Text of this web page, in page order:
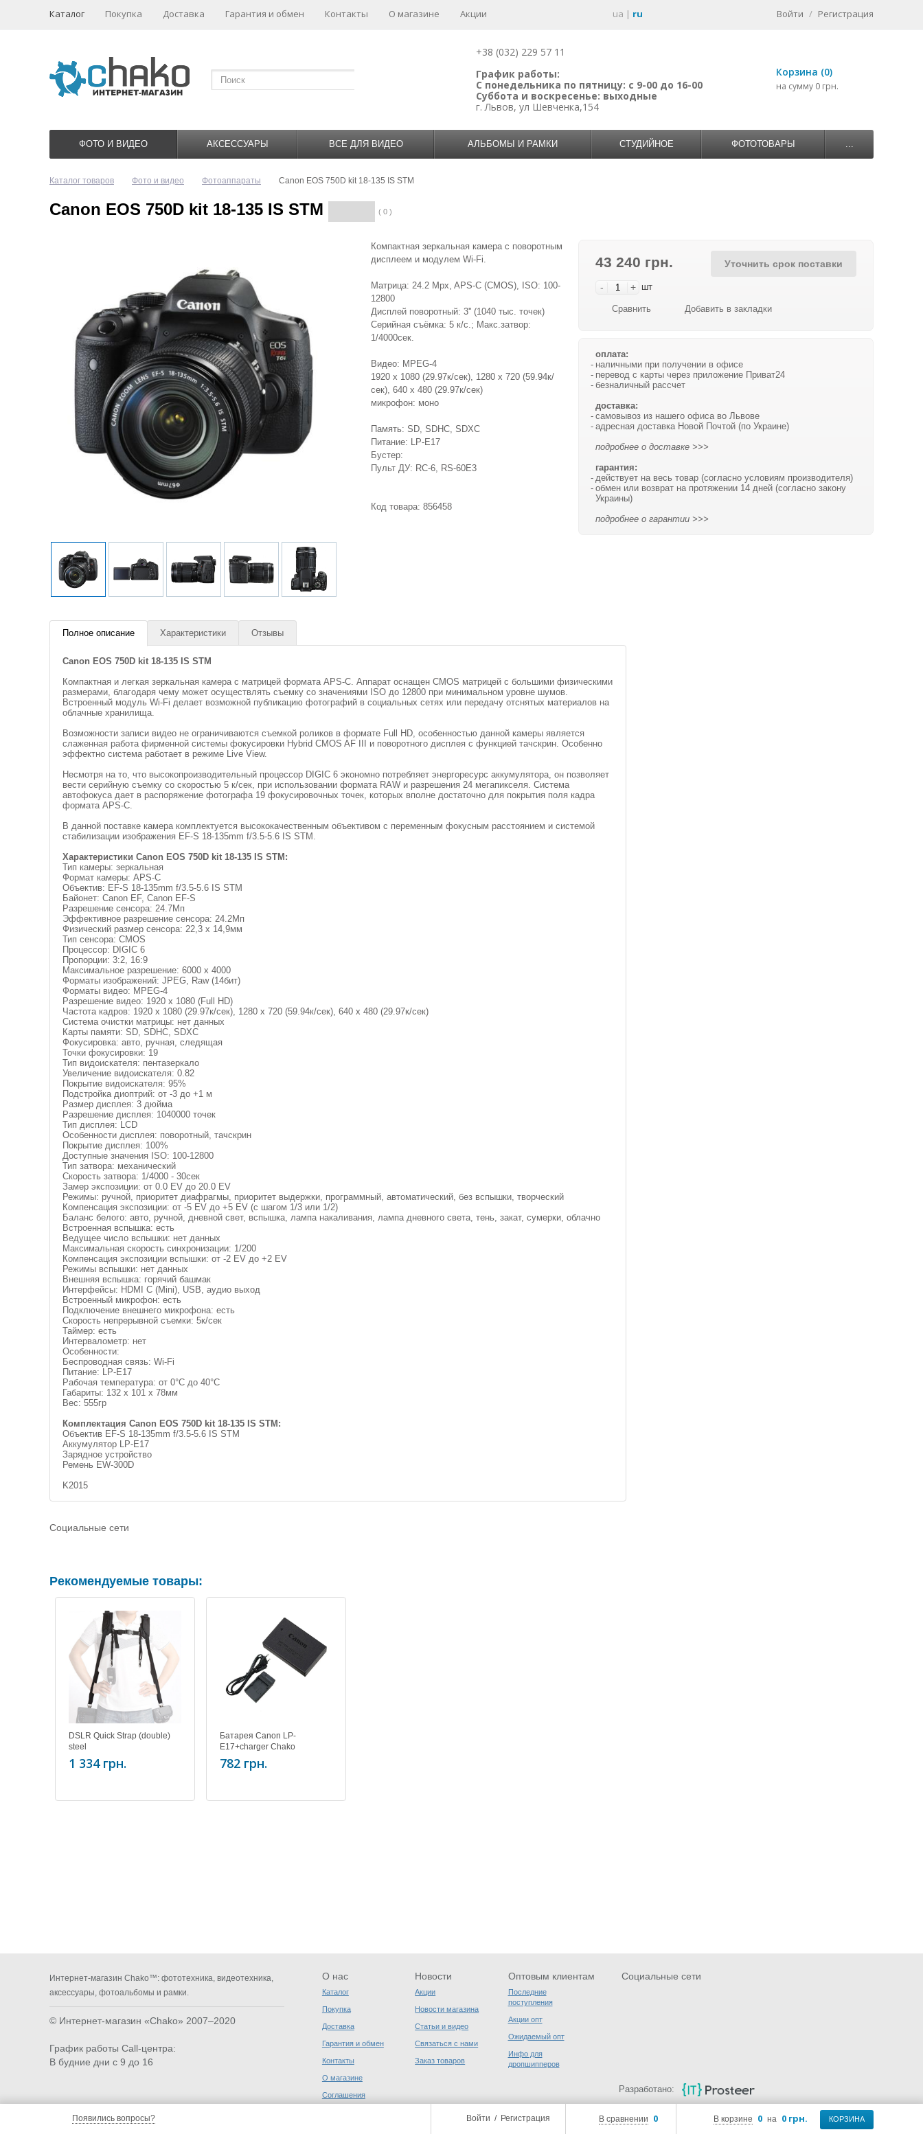
Появились вопросы? В корзине 0 на 0 грн. КОРЗИНА
В сравнении 0
Войти / Регистрация
Каталог Покупка Доставка Гарантия и обмен Контакты О магазине Акции ua | ru Войти / Регистрация
+38 (032) 229 57 11
График работы:
С понедельника по пятницу: с 9-00 до 16-00
Суббота и воскресенье: выходные
г. Львов, ул Шевченка,154
Корзина (0)
на сумму 0 грн.
ФОТО И ВИДЕО АКСЕССУАРЫ ВСЕ ДЛЯ ВИДЕО АЛЬБОМЫ И РАМКИ СТУДИЙНОЕ ФОТОТОВАРЫ ...
Каталог товаров Фото и видео Фотоаппараты Canon EOS 750D kit 18-135 IS STM
Canon EOS 750D kit 18-135 IS STM ( 0 )
43 240 грн.
- + шт
Уточнить срок поставки
Сравнить Добавить в закладки
оплата:
наличными при получении в офисе
перевод с карты через приложение Приват24
безналичный рассчет
доставка:
самовывоз из нашего офиса во Львове
адресная доставка Новой Почтой (по Украине)
подробнее о доставке >>>
гарантия:
действует на весь товар (согласно условиям производителя)
обмен или возврат на протяжении 14 дней (согласно закону
Украины)
подробнее о гарантии >>>
Компактная зеркальная камера с поворотным
дисплеем и модулем Wi-Fi.
Матрица: 24.2 Mpx, APS-C (CMOS), ISO: 100-
12800
Дисплей поворотный: 3'' (1040 тыс. точек)
Серийная съёмка: 5 к/с.; Макс.затвор:
1/4000сек.
Видео: MPEG-4
1920 х 1080 (29.97к/сек), 1280 х 720 (59.94к/
сек), 640 х 480 (29.97к/сек)
микрофон: моно
Память: SD, SDHC, SDXC
Питание: LP-E17
Бустер:
Пульт ДУ: RC-6, RS-60E3
Код товара: 856458
Полное описание Характеристики Отзывы
Canon EOS 750D kit 18-135 IS STM
Компактная и легкая зеркальная камера с матрицей формата APS-C. Аппарат оснащен CMOS матрицей с большими физическими
размерами, благодаря чему может осуществлять съемку со значениями ISO до 12800 при минимальном уровне шумов.
Встроенный модуль Wi-Fi делает возможной публикацию фотографий в социальных сетях или передачу отснятых материалов на
облачные хранилища.
Возможности записи видео не ограничиваются съемкой роликов в формате Full HD, особенностью данной камеры является
слаженная работа фирменной системы фокусировки Hybrid CMOS AF III и поворотного дисплея с функцией тачскрин. Особенно
эффектно система работает в режиме Live View.
Несмотря на то, что высокопроизводительный процессор DIGIC 6 экономно потребляет энергоресурс аккумулятора, он позволяет
вести серийную съемку со скоростью 5 к/сек, при использовании формата RAW и разрешения 24 мегапикселя. Система
автофокуса дает в распоряжение фотографа 19 фокусировочных точек, которых вполне достаточно для покрытия поля кадра
формата APS-C.
В данной поставке камера комплектуется высококачественным объективом с переменным фокусным расстоянием и системой
стабилизации изображения EF-S 18-135mm f/3.5-5.6 IS STM.
Характеристики Canon EOS 750D kit 18-135 IS STM:
Тип камеры: зеркальная
Формат камеры: APS-C
Объектив: EF-S 18-135mm f/3.5-5.6 IS STM
Байонет: Canon EF, Canon EF-S
Разрешение сенсора: 24.7Мп
Эффективное разрешение сенсора: 24.2Мп
Физический размер сенсора: 22,3 x 14,9мм
Тип сенсора: CMOS
Процессор: DIGIC 6
Пропорции: 3:2, 16:9
Максимальное разрешение: 6000 x 4000
Форматы изображений: JPEG, Raw (14бит)
Форматы видео: MPEG-4
Разрешение видео: 1920 х 1080 (Full HD)
Частота кадров: 1920 х 1080 (29.97к/сек), 1280 х 720 (59.94к/сек), 640 х 480 (29.97к/сек)
Система очистки матрицы: нет данных
Карты памяти: SD, SDHC, SDXC
Фокусировка: авто, ручная, следящая
Точки фокусировки: 19
Тип видоискателя: пентазеркало
Увеличение видоискателя: 0.82
Покрытие видоискателя: 95%
Подстройка диоптрий: от -3 до +1 м
Размер дисплея: 3 дюйма
Разрешение дисплея: 1040000 точек
Тип дисплея: LCD
Особенности дисплея: поворотный, тачскрин
Покрытие дисплея: 100%
Доступные значения ISO: 100-12800
Тип затвора: механический
Скорость затвора: 1/4000 - 30сек
Замер экспозиции: от 0.0 EV до 20.0 EV
Режимы: ручной, приоритет диафрагмы, приоритет выдержки, программный, автоматический, без вспышки, творческий
Компенсация экспозиции: от -5 EV до +5 EV (с шагом 1/3 или 1/2)
Баланс белого: авто, ручной, дневной свет, вспышка, лампа накаливания, лампа дневного света, тень, закат, сумерки, облачно
Встроенная вспышка: есть
Ведущее число вспышки: нет данных
Максимальная скорость синхронизации: 1/200
Компенсация экспозиции вспышки: от -2 EV до +2 EV
Режимы вспышки: нет данных
Внешняя вспышка: горячий башмак
Интерфейсы: HDMI C (Mini), USB, аудио выход
Встроенный микрофон: есть
Подключение внешнего микрофона: есть
Скорость непрерывной съемки: 5к/сек
Таймер: есть
Интервалометр: нет
Особенности:
Беспроводная связь: Wi-Fi
Питание: LP-E17
Рабочая температура: от 0°C до 40°C
Габариты: 132 x 101 x 78мм
Вес: 555гр
Комплектация Canon EOS 750D kit 18-135 IS STM:
Объектив EF-S 18-135mm f/3.5-5.6 IS STM
Аккумулятор LP-E17
Зарядное устройство
Ремень EW-300D
K2015
Социальные сети
Рекомендуемые товары:
DSLR Quick Strap (double)
steel
1 334 грн.
Батарея Canon LP-
E17+charger Chako
782 грн.
Интернет-магазин Chako™: фототехника, видеотехника,
аксессуары, фотоальбомы и рамки.
© Интернет-магазин «Chako» 2007–2020
График работы Call-центра:
В будние дни с 9 до 16
О нас
Каталог
Покупка
Доставка
Гарантия и обмен
Контакты
О магазине
Соглашения
пользователя
Новости
Акции
Новости магазина
Статьи и видео
Связаться с нами
Заказ товаров
Оптовым клиентам
Последние
поступления
Акции опт
Ожидаемый опт
Инфо для
дропшипперов
Социальные сети
Разработано: